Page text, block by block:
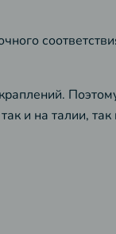
и на талии,